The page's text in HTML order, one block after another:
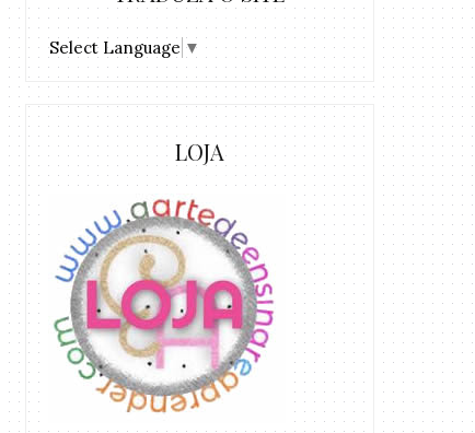
Select Language ▼
LOJA